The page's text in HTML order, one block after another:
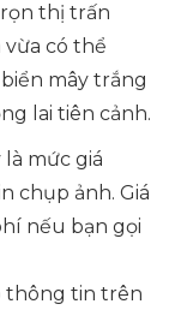
thị trấn
có thể
mây trắng
lai tiên cảnh.
mức giá
chụp ảnh. Giá
nếu bạn gọi
thông tin trên